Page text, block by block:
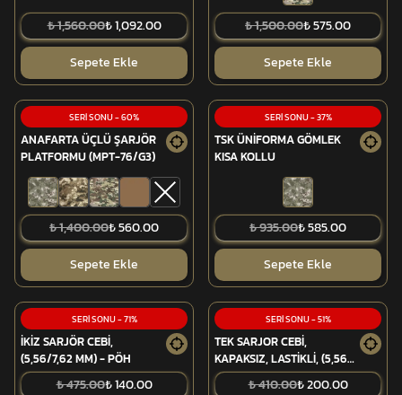
₺ 1,560.00₺ 1,092.00
Sepete Ekle
₺ 1,500.00₺ 575.00
Sepete Ekle
SERİ SONU-60%
ANAFARTA ÜÇLÜ ŞARJÖR
PLATFORMU (MPT-76/G3)
₺ 1,400.00₺ 560.00
Sepete Ekle
SERİ SONU-37%
TSK ÜNİFORMA GÖMLEK
KISA KOLLU
₺ 935.00₺ 585.00
Sepete Ekle
SERİ SONU-71%
İKİZ SARJÖR CEBİ,
(5,56/7,62 MM) - PÖH
₺ 475.00₺ 140.00
SERİ SONU-51%
TEK SARJOR CEBİ,
KAPAKSIZ, LASTİKLİ, (5,56
MM) - PÖH₺ 410.00₺ 200.00